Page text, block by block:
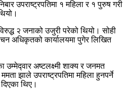
उपराष्ट्रपतिमा १ महिला र १ पुरुष गरी
२ जनाको उजुरी परेको थियो। सोही
अधिकृतको कार्यालयमा पुगेर लिखित
उम्मेद्‍वार अष्टलक्ष्मी शाक्य र जनमत
ममता झाले उपराष्ट्रपतिमा महिला हुनपर्ने
थिए।